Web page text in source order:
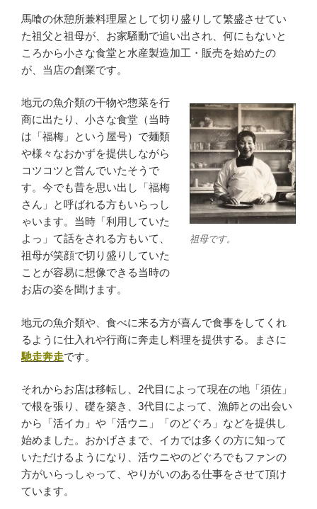
馬喰の休憩所兼料理屋として切り盛りして繁盛させてい
た祖父と祖母が、お家騒動で追い出され、何にもないと
ころから小さな食堂と水産製造加工・販売を始めたの
が、当店の創業です。
祖母です。
地元の魚介類の干物や惣菜を行
商に出たり、小さな食堂（当時
は「福梅」という屋号）で麺類
や様々なおかずを提供しながら
コツコツと営んでいたそうで
す。今でも昔を思い出し「福梅
さん」と呼ばれる方もいらっし
ゃいます。当時「利用していた
よっ」て話をされる方もいて、
祖母が笑顔で切り盛りしていた
ことが容易に想像できる当時の
お店の姿を聞けます。
地元の魚介類や、食べに来る方が喜んで食事をしてくれ
るように仕入れや行商に奔走し料理を提供する。まさに
馳走奔走です。
それからお店は移転し、2代目によって現在の地「須佐」
で根を張り、礎を築き、3代目によって、漁師との出会い
から「活イカ」や「活ウニ」「のどぐろ」などを提供し
始めました。おかげさまで、イカでは多くの方に知って
いただけるようになり、活ウニやのどぐろでもファンの
方がいらっしゃって、やりがいのある仕事をさせて頂け
ています。